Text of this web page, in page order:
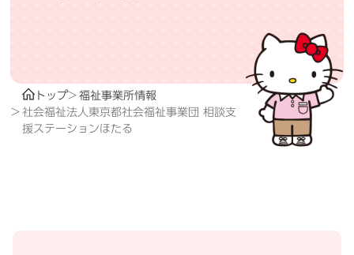
トップ
福祉事業所情報
社会福祉法人東京都社会福祉事業団 相談支
援ステーションほたる